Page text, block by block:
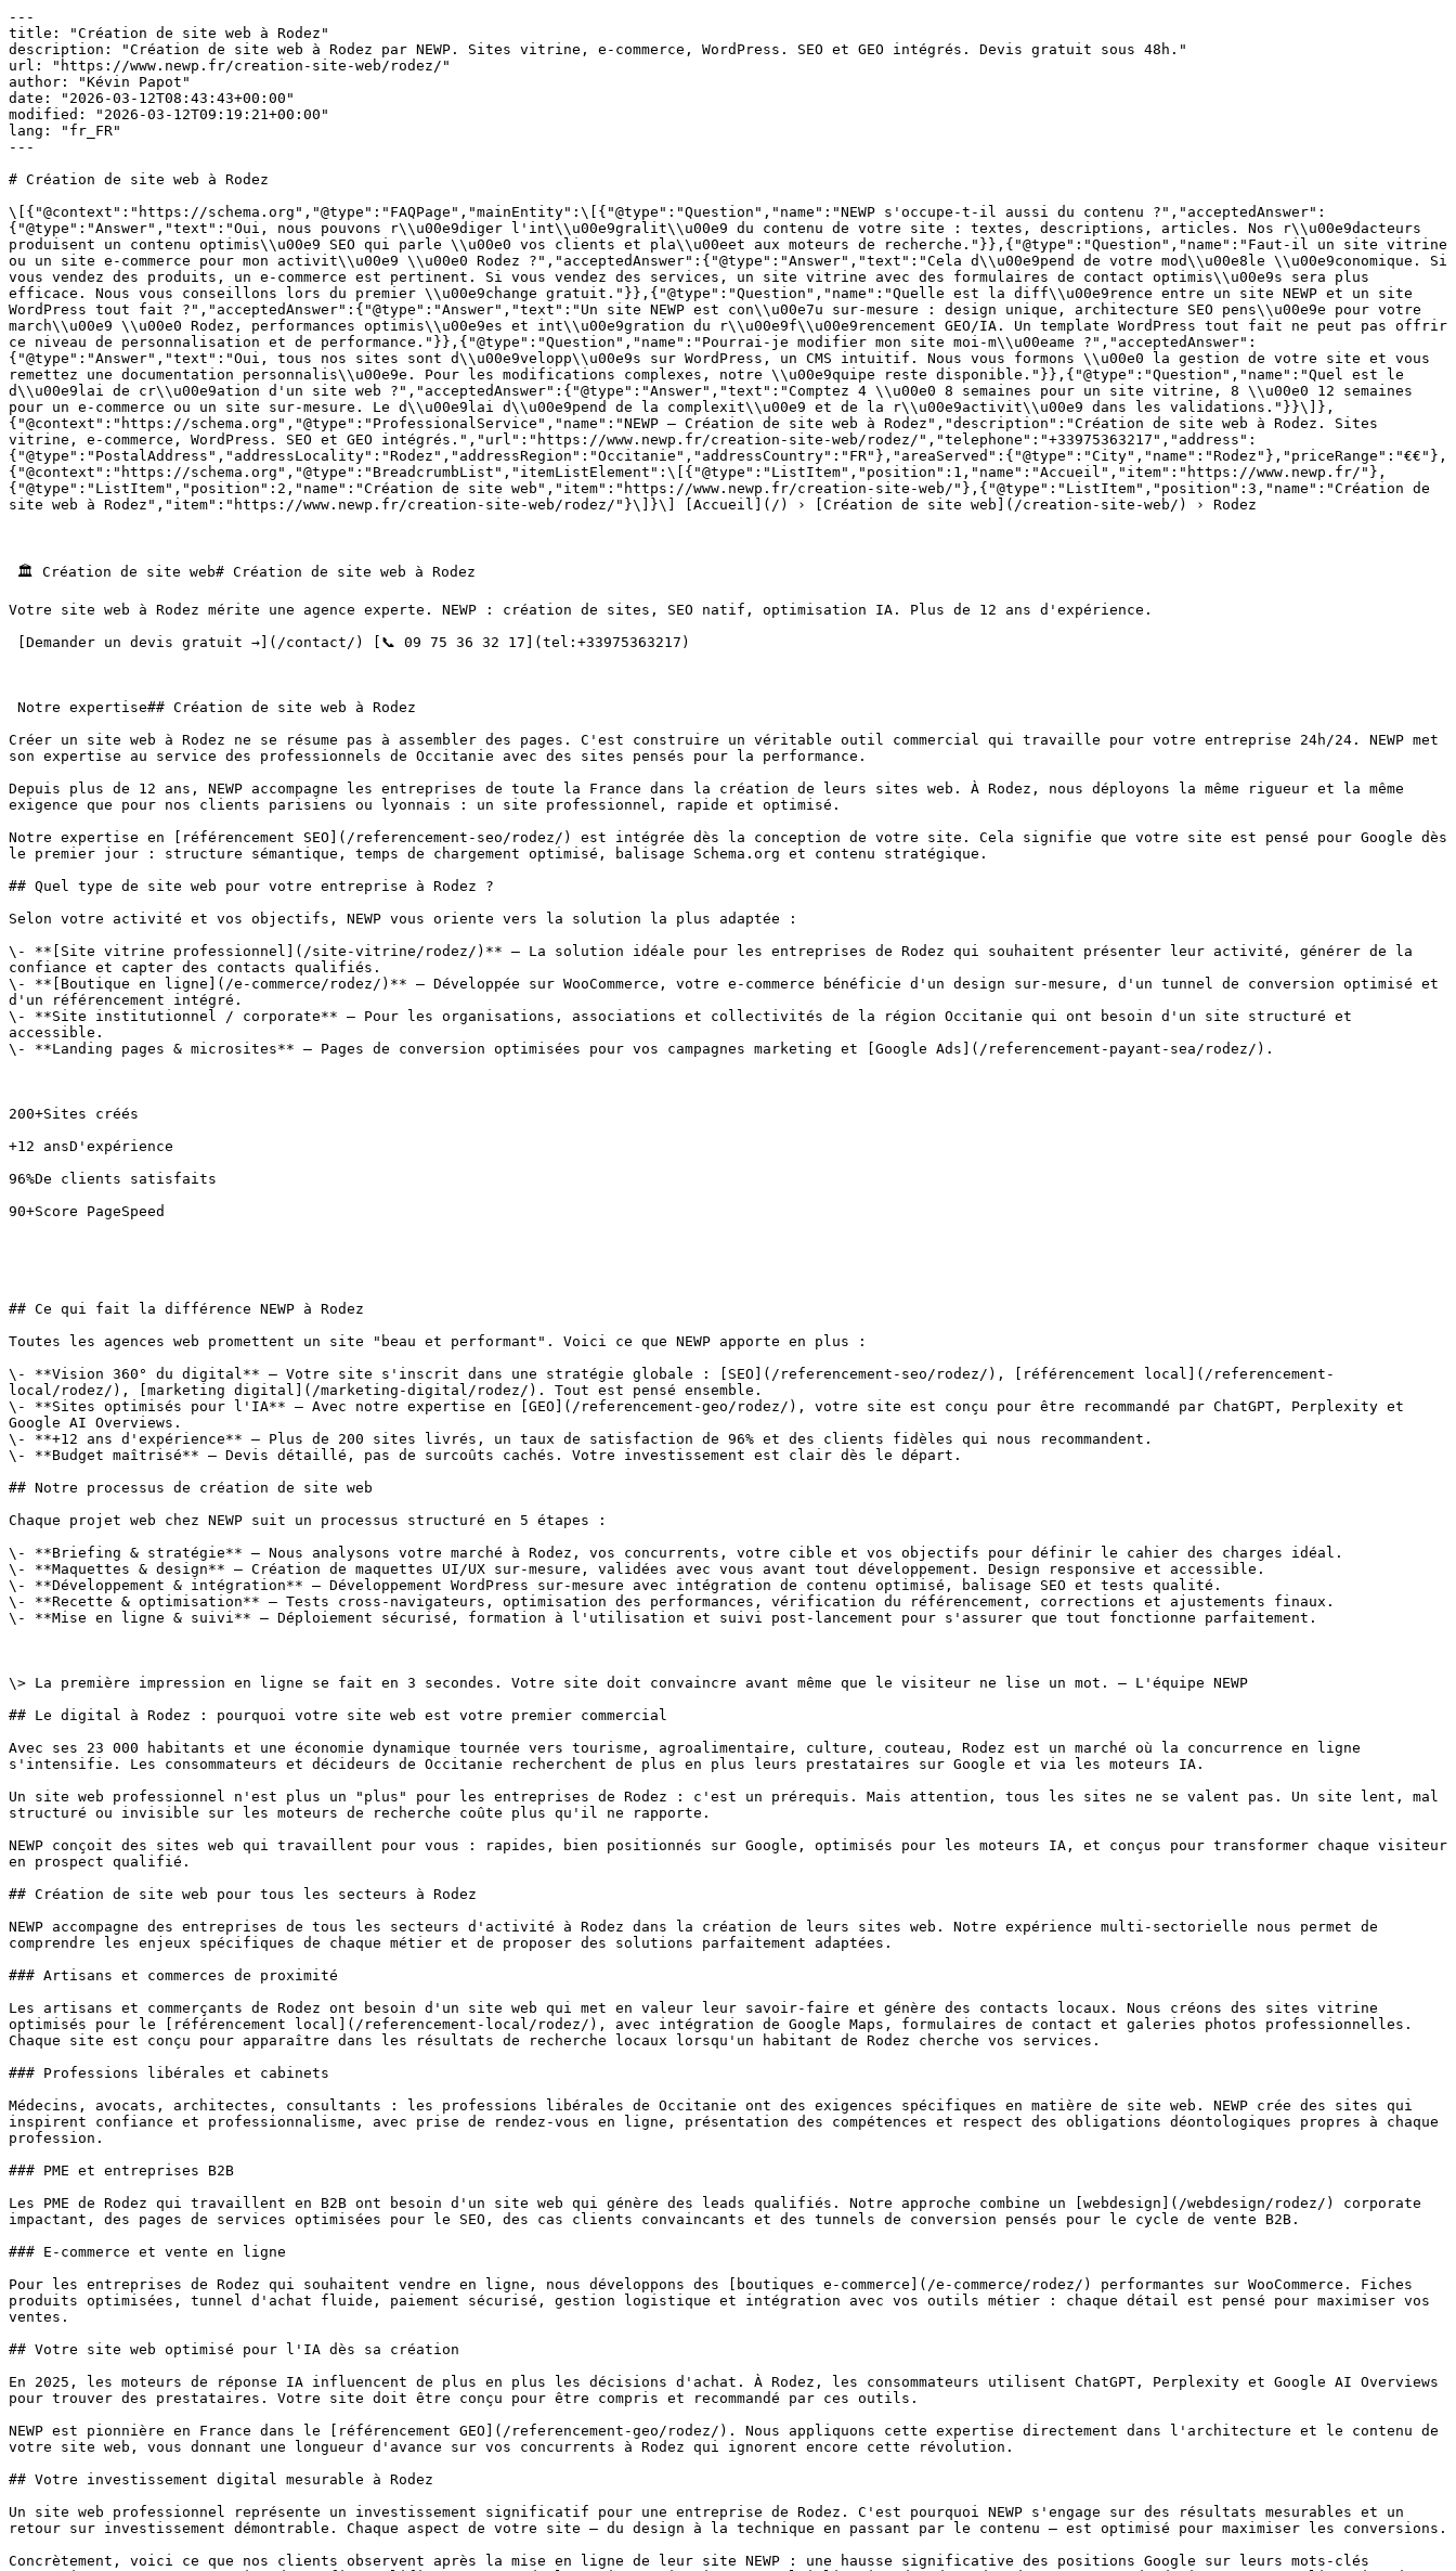
---
title: "Création de site web à Rodez"
description: "Création de site web à Rodez par NEWP. Sites vitrine, e-commerce, WordPress. SEO et GEO intégrés. Devis gratuit sous 48h."
url: "https://www.newp.fr/creation-site-web/rodez/"
author: "Kévin Papot"
date: "2026-03-12T08:43:43+00:00"
modified: "2026-03-12T09:19:21+00:00"
lang: "fr_FR"
---

# Création de site web à Rodez

\[{"@context":"https://schema.org","@type":"FAQPage","mainEntity":\[{"@type":"Question","name":"NEWP s'occupe-t-il aussi du contenu ?","acceptedAnswer":{"@type":"Answer","text":"Oui, nous pouvons r\\u00e9diger l'int\\u00e9gralit\\u00e9 du contenu de votre site : textes, descriptions, articles. Nos r\\u00e9dacteurs produisent un contenu optimis\\u00e9 SEO qui parle \\u00e0 vos clients et pla\\u00eet aux moteurs de recherche."}},{"@type":"Question","name":"Faut-il un site vitrine ou un site e-commerce pour mon activit\\u00e9 \\u00e0 Rodez ?","acceptedAnswer":{"@type":"Answer","text":"Cela d\\u00e9pend de votre mod\\u00e8le \\u00e9conomique. Si vous vendez des produits, un e-commerce est pertinent. Si vous vendez des services, un site vitrine avec des formulaires de contact optimis\\u00e9s sera plus efficace. Nous vous conseillons lors du premier \\u00e9change gratuit."}},{"@type":"Question","name":"Quelle est la diff\\u00e9rence entre un site NEWP et un site WordPress tout fait ?","acceptedAnswer":{"@type":"Answer","text":"Un site NEWP est con\\u00e7u sur-mesure : design unique, architecture SEO pens\\u00e9e pour votre march\\u00e9 \\u00e0 Rodez, performances optimis\\u00e9es et int\\u00e9gration du r\\u00e9f\\u00e9rencement GEO/IA. Un template WordPress tout fait ne peut pas offrir ce niveau de personnalisation et de performance."}},{"@type":"Question","name":"Pourrai-je modifier mon site moi-m\\u00eame ?","acceptedAnswer":{"@type":"Answer","text":"Oui, tous nos sites sont d\\u00e9velopp\\u00e9s sur WordPress, un CMS intuitif. Nous vous formons \\u00e0 la gestion de votre site et vous remettez une documentation personnalis\\u00e9e. Pour les modifications complexes, notre \\u00e9quipe reste disponible."}},{"@type":"Question","name":"Quel est le d\\u00e9lai de cr\\u00e9ation d'un site web ?","acceptedAnswer":{"@type":"Answer","text":"Comptez 4 \\u00e0 8 semaines pour un site vitrine, 8 \\u00e0 12 semaines pour un e-commerce ou un site sur-mesure. Le d\\u00e9lai d\\u00e9pend de la complexit\\u00e9 et de la r\\u00e9activit\\u00e9 dans les validations."}}\]}, {"@context":"https://schema.org","@type":"ProfessionalService","name":"NEWP — Création de site web à Rodez","description":"Création de site web à Rodez. Sites vitrine, e-commerce, WordPress. SEO et GEO intégrés.","url":"https://www.newp.fr/creation-site-web/rodez/","telephone":"+33975363217","address":{"@type":"PostalAddress","addressLocality":"Rodez","addressRegion":"Occitanie","addressCountry":"FR"},"areaServed":{"@type":"City","name":"Rodez"},"priceRange":"€€"}, {"@context":"https://schema.org","@type":"BreadcrumbList","itemListElement":\[{"@type":"ListItem","position":1,"name":"Accueil","item":"https://www.newp.fr/"},{"@type":"ListItem","position":2,"name":"Création de site web","item":"https://www.newp.fr/creation-site-web/"},{"@type":"ListItem","position":3,"name":"Création de site web à Rodez","item":"https://www.newp.fr/creation-site-web/rodez/"}\]}\] [Accueil](/) › [Création de site web](/creation-site-web/) › Rodez

 

 🏛️ Création de site web# Création de site web à Rodez

Votre site web à Rodez mérite une agence experte. NEWP : création de sites, SEO natif, optimisation IA. Plus de 12 ans d'expérience.

 [Demander un devis gratuit →](/contact/) [📞 09 75 36 32 17](tel:+33975363217) 

 

 Notre expertise## Création de site web à Rodez

Créer un site web à Rodez ne se résume pas à assembler des pages. C'est construire un véritable outil commercial qui travaille pour votre entreprise 24h/24. NEWP met son expertise au service des professionnels de Occitanie avec des sites pensés pour la performance.

Depuis plus de 12 ans, NEWP accompagne les entreprises de toute la France dans la création de leurs sites web. À Rodez, nous déployons la même rigueur et la même exigence que pour nos clients parisiens ou lyonnais : un site professionnel, rapide et optimisé.

Notre expertise en [référencement SEO](/referencement-seo/rodez/) est intégrée dès la conception de votre site. Cela signifie que votre site est pensé pour Google dès le premier jour : structure sémantique, temps de chargement optimisé, balisage Schema.org et contenu stratégique.

## Quel type de site web pour votre entreprise à Rodez ?

Selon votre activité et vos objectifs, NEWP vous oriente vers la solution la plus adaptée :

\- **[Site vitrine professionnel](/site-vitrine/rodez/)** — La solution idéale pour les entreprises de Rodez qui souhaitent présenter leur activité, générer de la confiance et capter des contacts qualifiés.
\- **[Boutique en ligne](/e-commerce/rodez/)** — Développée sur WooCommerce, votre e-commerce bénéficie d'un design sur-mesure, d'un tunnel de conversion optimisé et d'un référencement intégré.
\- **Site institutionnel / corporate** — Pour les organisations, associations et collectivités de la région Occitanie qui ont besoin d'un site structuré et accessible.
\- **Landing pages & microsites** — Pages de conversion optimisées pour vos campagnes marketing et [Google Ads](/referencement-payant-sea/rodez/).
 
 

200+Sites créés

+12 ansD'expérience

96%De clients satisfaits

90+Score PageSpeed

 

 

## Ce qui fait la différence NEWP à Rodez

Toutes les agences web promettent un site "beau et performant". Voici ce que NEWP apporte en plus :

\- **Vision 360° du digital** — Votre site s'inscrit dans une stratégie globale : [SEO](/referencement-seo/rodez/), [référencement local](/referencement-local/rodez/), [marketing digital](/marketing-digital/rodez/). Tout est pensé ensemble.
\- **Sites optimisés pour l'IA** — Avec notre expertise en [GEO](/referencement-geo/rodez/), votre site est conçu pour être recommandé par ChatGPT, Perplexity et Google AI Overviews.
\- **+12 ans d'expérience** — Plus de 200 sites livrés, un taux de satisfaction de 96% et des clients fidèles qui nous recommandent.
\- **Budget maîtrisé** — Devis détaillé, pas de surcoûts cachés. Votre investissement est clair dès le départ.
 
## Notre processus de création de site web

Chaque projet web chez NEWP suit un processus structuré en 5 étapes :

\- **Briefing & stratégie** — Nous analysons votre marché à Rodez, vos concurrents, votre cible et vos objectifs pour définir le cahier des charges idéal.
\- **Maquettes & design** — Création de maquettes UI/UX sur-mesure, validées avec vous avant tout développement. Design responsive et accessible.
\- **Développement & intégration** — Développement WordPress sur-mesure avec intégration de contenu optimisé, balisage SEO et tests qualité.
\- **Recette & optimisation** — Tests cross-navigateurs, optimisation des performances, vérification du référencement, corrections et ajustements finaux.
\- **Mise en ligne & suivi** — Déploiement sécurisé, formation à l'utilisation et suivi post-lancement pour s'assurer que tout fonctionne parfaitement.
 
 

\> La première impression en ligne se fait en 3 secondes. Votre site doit convaincre avant même que le visiteur ne lise un mot. — L'équipe NEWP

## Le digital à Rodez : pourquoi votre site web est votre premier commercial

Avec ses 23 000 habitants et une économie dynamique tournée vers tourisme, agroalimentaire, culture, couteau, Rodez est un marché où la concurrence en ligne s'intensifie. Les consommateurs et décideurs de Occitanie recherchent de plus en plus leurs prestataires sur Google et via les moteurs IA.

Un site web professionnel n'est plus un "plus" pour les entreprises de Rodez : c'est un prérequis. Mais attention, tous les sites ne se valent pas. Un site lent, mal structuré ou invisible sur les moteurs de recherche coûte plus qu'il ne rapporte.

NEWP conçoit des sites web qui travaillent pour vous : rapides, bien positionnés sur Google, optimisés pour les moteurs IA, et conçus pour transformer chaque visiteur en prospect qualifié.

## Création de site web pour tous les secteurs à Rodez

NEWP accompagne des entreprises de tous les secteurs d'activité à Rodez dans la création de leurs sites web. Notre expérience multi-sectorielle nous permet de comprendre les enjeux spécifiques de chaque métier et de proposer des solutions parfaitement adaptées.

### Artisans et commerces de proximité

Les artisans et commerçants de Rodez ont besoin d'un site web qui met en valeur leur savoir-faire et génère des contacts locaux. Nous créons des sites vitrine optimisés pour le [référencement local](/referencement-local/rodez/), avec intégration de Google Maps, formulaires de contact et galeries photos professionnelles. Chaque site est conçu pour apparaître dans les résultats de recherche locaux lorsqu'un habitant de Rodez cherche vos services.

### Professions libérales et cabinets

Médecins, avocats, architectes, consultants : les professions libérales de Occitanie ont des exigences spécifiques en matière de site web. NEWP crée des sites qui inspirent confiance et professionnalisme, avec prise de rendez-vous en ligne, présentation des compétences et respect des obligations déontologiques propres à chaque profession.

### PME et entreprises B2B

Les PME de Rodez qui travaillent en B2B ont besoin d'un site web qui génère des leads qualifiés. Notre approche combine un [webdesign](/webdesign/rodez/) corporate impactant, des pages de services optimisées pour le SEO, des cas clients convaincants et des tunnels de conversion pensés pour le cycle de vente B2B.

### E-commerce et vente en ligne

Pour les entreprises de Rodez qui souhaitent vendre en ligne, nous développons des [boutiques e-commerce](/e-commerce/rodez/) performantes sur WooCommerce. Fiches produits optimisées, tunnel d'achat fluide, paiement sécurisé, gestion logistique et intégration avec vos outils métier : ch